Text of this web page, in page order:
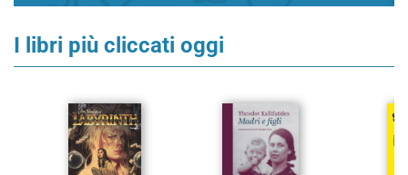
I libri più cliccati oggi